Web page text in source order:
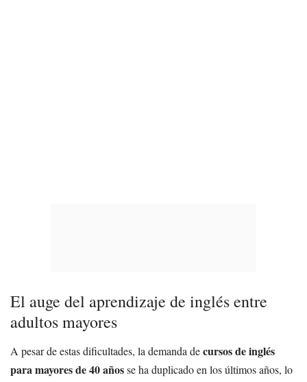
El auge del aprendizaje de inglés entre
adultos mayores
A pesar de estas dificultades, la demanda decursos de inglés
para mayores de 40 añosse ha duplicado en los últimos años, lo